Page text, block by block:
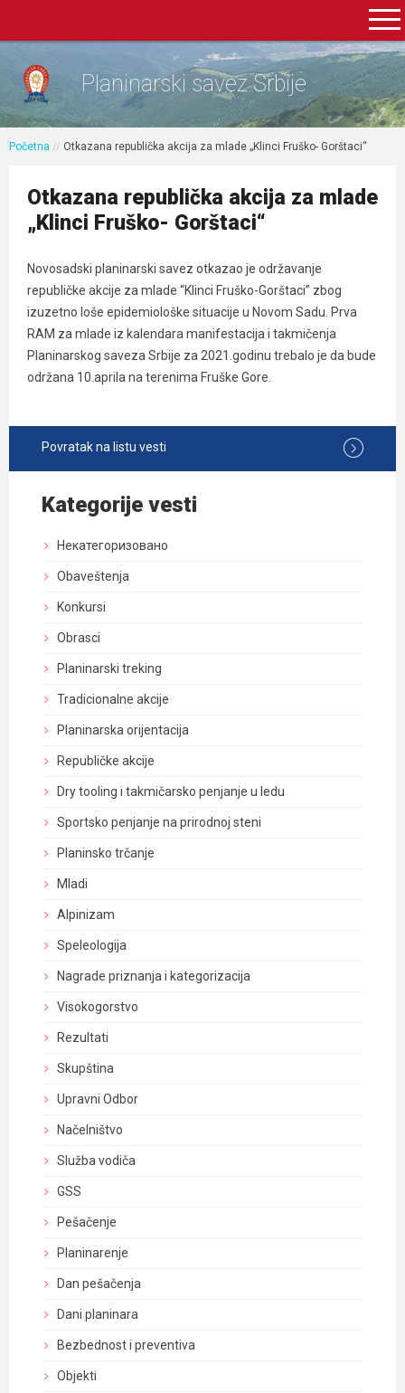
Planinarski savez Srbije
Početna // Otkazana republička akcija za mlade „Klinci Fruško- Gorštaci“
Otkazana republička akcija za mlade
„Klinci Fruško- Gorštaci“
Novosadski planinarski savez otkazao je održavanje
republičke akcije za mlade “Klinci Fruško-Gorštaci” zbog
izuzetno loše epidemiološke situacije u Novom Sadu. Prva
RAM za mlade iz kalendara manifestacija i takmičenja
Planinarskog saveza Srbije za 2021.godinu trebalo je da bude
održana 10.aprila na terenima Fruške Gore.
Povratak na listu vesti
Kategorije vesti
Некатегоризовано
Obaveštenja
Konkursi
Obrasci
Planinarski treking
Tradicionalne akcije
Planinarska orijentacija
Republičke akcije
Dry tooling i takmičarsko penjanje u ledu
Sportsko penjanje na prirodnoj steni
Planinsko trčanje
Mladi
Alpinizam
Speleologija
Nagrade priznanja i kategorizacija
Visokogorstvo
Rezultati
Skupština
Upravni Odbor
Načelništvo
Služba vodiča
GSS
Pešačenje
Planinarenje
Dan pešačenja
Dani planinara
Bezbednost i preventiva
Objekti